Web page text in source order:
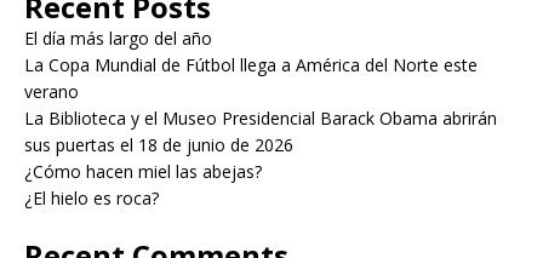
El día más largo del año
La Copa Mundial de Fútbol llega a América del Norte este
verano
La Biblioteca y el Museo Presidencial Barack Obama abrirán
sus puertas el 18 de junio de 2026
¿Cómo hacen miel las abejas?
¿El hielo es roca?